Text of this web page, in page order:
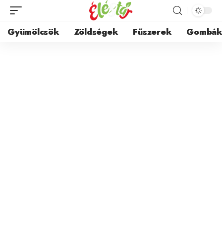
Gyümölcsök Zöldségek Fűszerek Gombák